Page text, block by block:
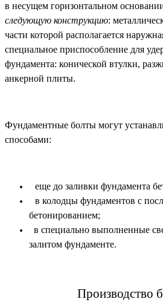
в несущем горизонтальном
следующую конструкцию:
части которой располагается
специальное приспособление для
фундамента: конической втулки,
анкерной плиты.
Фундаментные болты могут
способами:
еще до заливки фундамента
в колодцы фундаментов с
бетонированием;
в специально выполненные
залитом фундаменте.
Производство